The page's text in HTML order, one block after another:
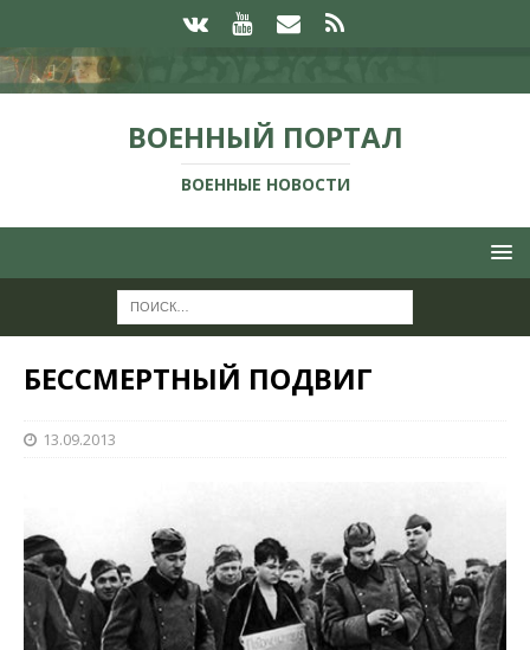
ВОЕННЫЙ ПОРТАЛ
ВОЕННЫЕ НОВОСТИ
БЕССМЕРТНЫЙ ПОДВИГ
13.09.2013